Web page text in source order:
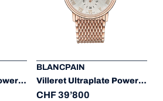
Villeret Ultraplate Power Reserve Date
BLANCPAIN
Villeret Ultraplate Power Reserve Date
CHF 39’800